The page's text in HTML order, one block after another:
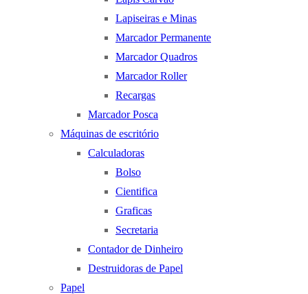
Lapiseiras e Minas
Marcador Permanente
Marcador Quadros
Marcador Roller
Recargas
Marcador Posca
Máquinas de escritório
Calculadoras
Bolso
Cientifica
Graficas
Secretaria
Contador de Dinheiro
Destruidoras de Papel
Papel